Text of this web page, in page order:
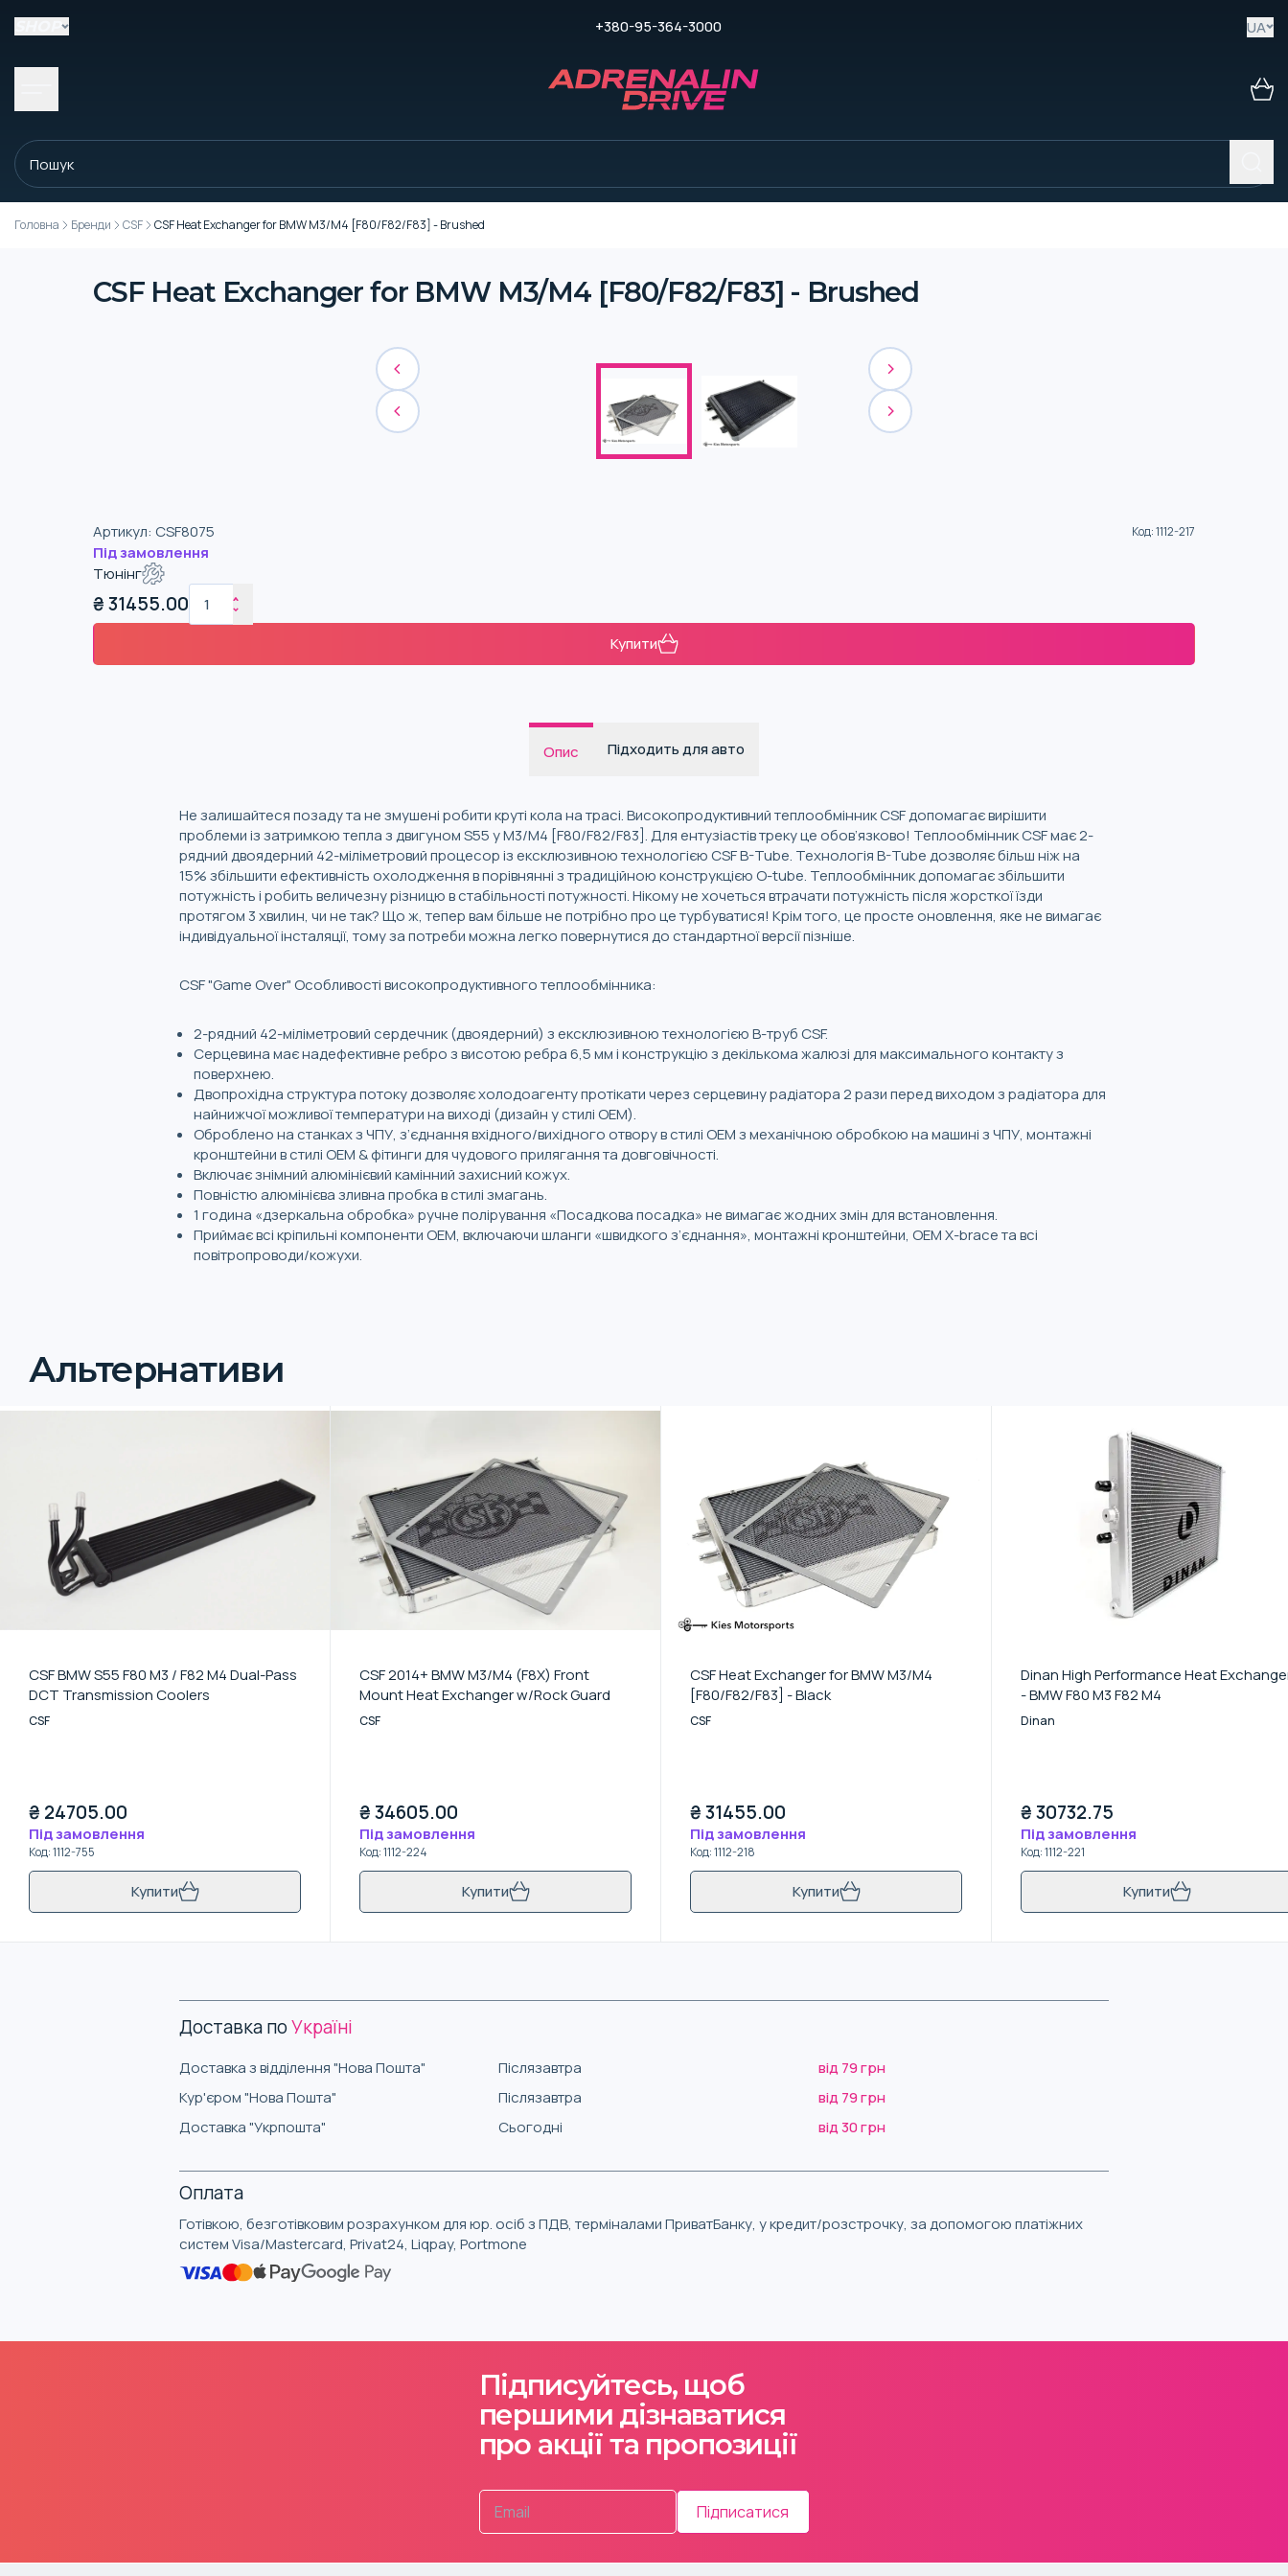
+380-95-364-3000 UA
Головна Бренди CSF CSF Heat Exchanger for BMW M3/M4 [F80/F82/F83] - Brushed
CSF Heat Exchanger for BMW M3/M4 [F80/F82/F83] - Brushed
Артикул: CSF8075 Код:1112-217
Під замовлення
Тюнінг
₴31455.00
Купити
Опис Підходить для авто
Не залишайтеся позаду та не змушені робити круті кола на трасі. Високопродуктивний теплообмінник CSF допомагає вирішити
проблеми із затримкою тепла з двигуном S55 у M3/M4 [F80/F82/F83]. Для ентузіастів треку це обов’язково! Теплообмінник CSF має 2-
рядний двоядерний 42-міліметровий процесор із ексклюзивною технологією CSF B-Tube. Технологія B-Tube дозволяє більш ніж на
15% збільшити ефективність охолодження в порівнянні з традиційною конструкцією O-tube. Теплообмінник допомагає збільшити
потужність і робить величезну різницю в стабільності потужності. Нікому не хочеться втрачати потужність після жорсткої їзди
протягом 3 хвилин, чи не так? Що ж, тепер вам більше не потрібно про це турбуватися! Крім того, це просте оновлення, яке не вимагає
індивідуальної інсталяції, тому за потреби можна легко повернутися до стандартної версії пізніше.
CSF "Game Over" Особливості високопродуктивного теплообмінника:
2-рядний 42-міліметровий сердечник (двоядерний) з ексклюзивною технологією B-труб CSF.
Серцевина має надефективне ребро з висотою ребра 6,5 мм і конструкцію з декількома жалюзі для максимального контакту з
поверхнею.
Двопрохідна структура потоку дозволяє холодоагенту протікати через серцевину радіатора 2 рази перед виходом з радіатора для
найнижчої можливої ​​температури на виході (дизайн у стилі OEM).
Оброблено на станках з ЧПУ, з’єднання вхідного/вихідного отвору в стилі OEM з механічною обробкою на машині з ЧПУ, монтажні
кронштейни в стилі OEM & фітинги для чудового прилягання та довговічності.
Включає знімний алюмінієвий камінний захисний кожух.
Повністю алюмінієва зливна пробка в стилі змагань.
1 година «дзеркальна обробка» ручне полірування «Посадкова посадка» не вимагає жодних змін для встановлення.
Приймає всі кріпильні компоненти OEM, включаючи шланги «швидкого з’єднання», монтажні кронштейни, OEM X-brace та всі
повітропроводи/кожухи.
Альтернативи
CSF BMW S55 F80 M3 / F82 M4 Dual-Pass
DCT Transmission Coolers
CSF
₴ 24705.00
Під замовлення
Код:1112-755
Купити
CSF 2014+ BMW M3/M4 (F8X) Front
Mount Heat Exchanger w/Rock Guard
CSF
₴34605.00
Під замовлення
Код:1112-224
Купити
CSF Heat Exchanger for BMW M3/M4
[F80/F82/F83] - Black
CSF
₴31455.00
Під замовлення
Код:1112-218
Купити
Dinan High Performance Heat
- BMW F80 M3 F82 M4
Dinan
₴30732.75
Під замовлення
Код:1112-221
Купити
Доставка поУкраїні
Доставка з відділення "Нова Пошта" Післязавтра
від 79 грн
Кур'єром "Нова Пошта"
Післязавтра
від 79 грн
Доставка "Укрпошта"
Сьогодні від 30 грн
Оплата
Готівкою, безготівковим розрахунком для юр. осіб з ПДВ, терміналами ПриватБанку, у кредит/розстрочку, за допомогою платіжних
систем Visa/Mastercard, Privat24, Liqpay, Portmone
Підписуйтесь, щоб
першими дізнаватися
про акції та пропозиції
Підписатися